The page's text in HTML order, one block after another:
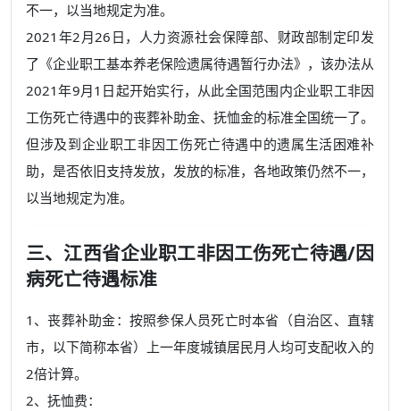
不一，以当地规定为准。
2021年2月26日，人力资源社会保障部、财政部制定印发
了《企业职工基本养老保险遗属待遇暂行办法》，该办法从
2021年9月1日起开始实行，从此全国范围内企业职工非因
工伤死亡待遇中的丧葬补助金、抚恤金的标准全国统一了。
但涉及到企业职工非因工伤死亡待遇中的遗属生活困难补
助，是否依旧支持发放，发放的标准，各地政策仍然不一，
以当地规定为准。
三、江西省企业职工非因工伤死亡待遇/因
病死亡待遇标准
1、丧葬补助金：按照参保人员死亡时本省（自治区、直辖
市，以下简称本省）上一年度城镇居民月人均可支配收入的
2倍计算。
2、抚恤费：